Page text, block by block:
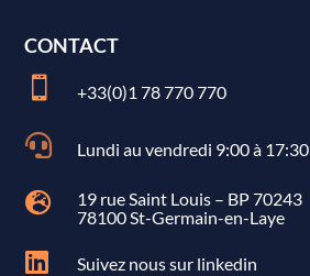
CONTACT
 +33(0)1 78 770 770
 Lundi au vendredi 9:00 à 17:30

19 rue Saint Louis – BP 70243
78100 St-Germain-en-Laye
 Suivez nous sur linkedin